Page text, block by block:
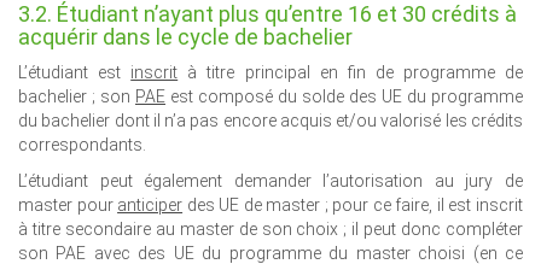
3.2. Étudiant n’ayant plus qu’entre 16 et 30 crédits à
acquérir dans le cycle de bachelier
L’étudiant est inscrit à titre principal en fin de programme de
bachelier ; son PAE est composé du solde des UE du programme
du bachelier dont il n’a pas encore acquis et/ou valorisé les crédits
correspondants.
L’étudiant peut également demander l’autorisation au jury de
master pour anticiper des UE de master ; pour ce faire, il est inscrit
à titre secondaire au master de son choix ; il peut donc compléter
son PAE avec des UE du programme du master choisi (en ce